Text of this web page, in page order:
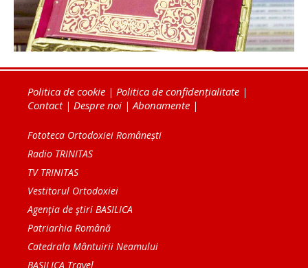
Politica de cookie | Politica de confidențialitate |
Contact| Despre noi |Abonamente |
Fototeca Ortodoxiei Românești
Radio TRINITAS
TV TRINITAS
Vestitorul Ortodoxiei
Agenţia de ştiri BASILICA
Patriarhia Română
Catedrala Mântuirii Neamului
BASILICA Travel